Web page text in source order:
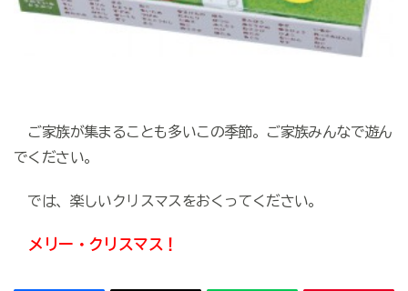
ご家族が集まることも多いこの季節。ご家族みんなで遊ん
でください。
では、楽しいクリスマスをおくってください。
メリー・クリスマス！